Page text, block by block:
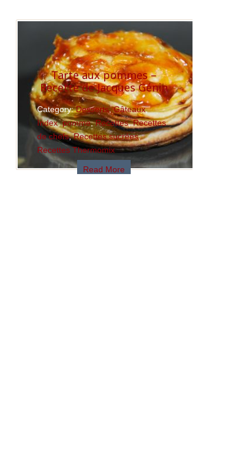
Tarte aux pommes –
Recette de Jacques Génin
Category:Desserts,Gâteaux,
Index,pomme,Recettes,Recettes
de chefs,Recettes sucrées,
Recettes Thermomix
Read More